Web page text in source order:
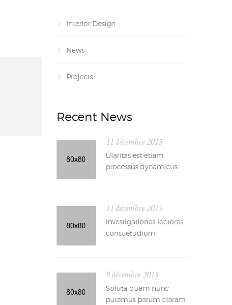
Interior Design
News
Projects
Recent News
11 décembre 2015
Ularitas est etiam
processus dynamicus
11 décembre 2015
Investigationes lectores
consuetudium
9 décembre 2015
Soluta quam nunc
putamus parum claram